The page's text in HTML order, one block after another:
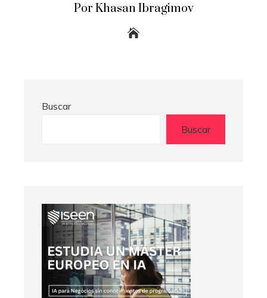
Por Khasan Ibragimov
Buscar
Buscar